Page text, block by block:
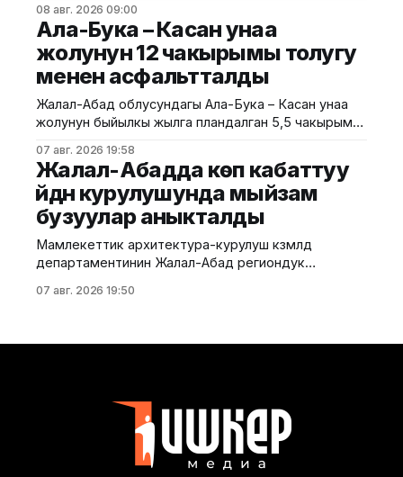
энелерге жана ымыркайларга
калды. Евро 100,9435 сомдон 100,7730 сомго
түшүп, 0,17%га төмөндөдү. Ал эми рублдин курсу
1,0652 сом деп белгиленип, 1,36%га түштү. Теңге
болсо 0,1871 сомдон
08 авг. 2026 09:00
Ала-Бука – Касан унаа
жолунун 12 чакырымы толугу
менен асфальтталды
Жалал-Абад облусундагы Ала-Бука – Касан унаа
жолунун быйылкы жылга пландалган 5,5 чакырым
аяктады. Транспорт жана коммуникациялар
министрлигинин маалыматына ылайык, жол куруу
иштери №17 Жол эксплуатациялоо мекемеси
тарабынан белгиленген графикке ылайык,
курулуштун сапат талаптарын сактоо менен
жүргүзүлдү. Аталган жолдун жалпы 12 чакырымына
07 авг. 2026 19:58
Жалал-Абадда көп кабаттуу
үйдүн курулушунда мыйзам
бузуулар аныкталды
Мамлекеттик архитектура-курулуш көзөмөлдөө
департаментинин Жалал-Абад региондук
текшерүү жүргүздү. Бул тууралуу Курулуш
долбоордук документациядан четтөө менен
жүргүзүлгөн. Ошондой эле
07 авг. 2026 19:50